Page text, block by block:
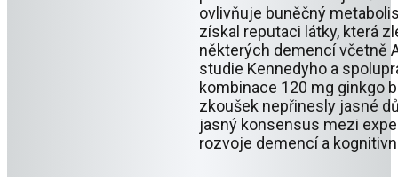
ovlivňuje buněčný
získal reputaci látky, která
některých demencí včetně
studie Kennedyho a
kombinace 120 mg ginkgo
zkoušek nepřinesly jasné
jasný konsensus mezi
rozvoje demencí a